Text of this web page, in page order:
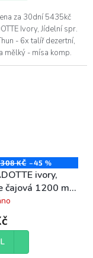
za 30dní 5435kč
Ivory, Jídelní spr.
- 6x talíř dezertní,
mělký - mísa komp.
- mísa ovál 34cm -
- omáč. s...
308 KČ –45 %
ivory,
čajová 1200 ml,
Thun